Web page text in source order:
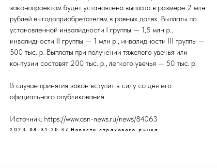
законопроектом будет установлена выплата в размере 2 млн
рублей выгодоприобретателям в равных долях. Выплаты по
установленной инвалидности I группы — 1,5 млн р.,
инвалидности II группы — 1 млн р., инвалидности III группы —
500 тыс. р. Выплаты при получении тяжелого увечья или
контузии составят 200 тыс. р., легкого увечья — 50 тыс. р.
В случае принятия закон вступит в силу со дня его
официального опубликования.
Источник: https://www.asn-news.ru/news/84063
2023-08-31 20:37 Новости страхового рынка